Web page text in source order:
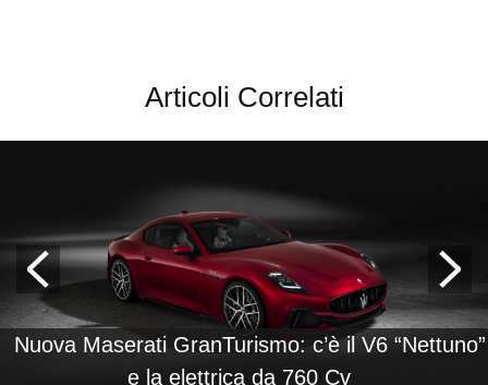
Articoli Correlati
Nuova Maserati GranTurismo: c’è il V6 “Nettuno”
e la elettrica da 760 Cv